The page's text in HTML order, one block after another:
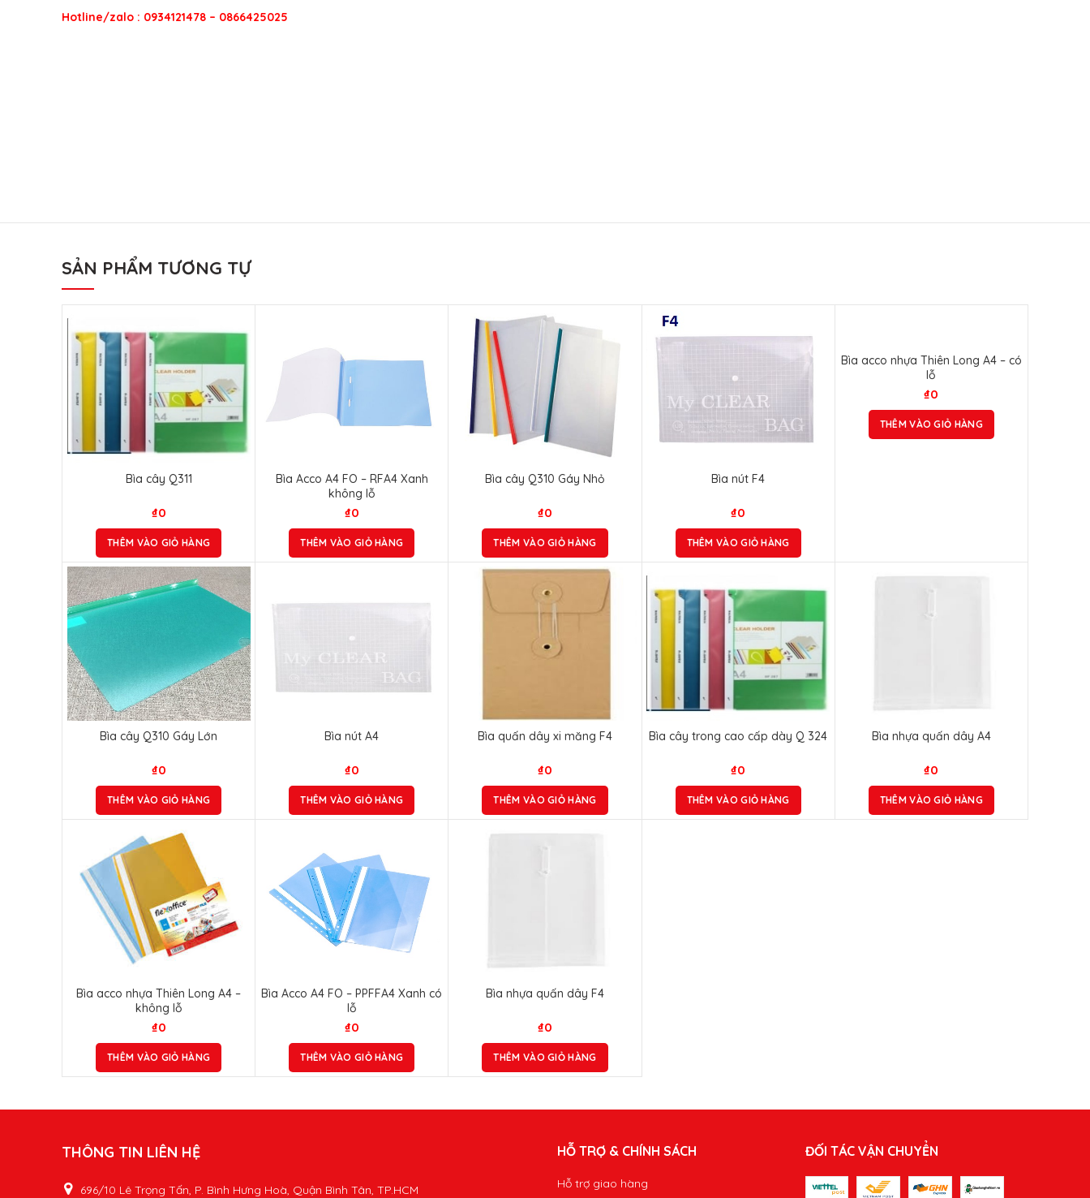
Hotline/zalo : 0934121478 – 0866425025
SẢN PHẨM TƯƠNG TỰ
Bìa cây Q311
₫0
THÊM VÀO GIỎ HÀNG
Bìa Acco A4 FO – RFA4 Xanh
không lỗ
₫0
THÊM VÀO GIỎ HÀNG
Bìa cây Q310 Gáy Nhỏ
₫0
THÊM VÀO GIỎ HÀNG
Bìa nút F4
₫0
THÊM VÀO GIỎ HÀNG
Bìa acco nhựa Thiên Long A4 – có
lỗ
₫0
THÊM VÀO GIỎ HÀNG
Bìa cây Q310 Gáy Lớn
₫0
THÊM VÀO GIỎ HÀNG
Bìa nút A4
₫0
THÊM VÀO GIỎ HÀNG
Bìa quấn dây xi măng F4
₫0
THÊM VÀO GIỎ HÀNG
Bìa cây trong cao cấp dày Q 324
₫0
THÊM VÀO GIỎ HÀNG
Bìa nhựa quấn dây A4
₫0
THÊM VÀO GIỎ HÀNG
Bìa acco nhựa Thiên Long A4 –
không lỗ
₫0
THÊM VÀO GIỎ HÀNG
Bìa Acco A4 FO – PPFFA4 Xanh có
lỗ
₫0
THÊM VÀO GIỎ HÀNG
Bìa nhựa quấn dây F4
₫0
THÊM VÀO GIỎ HÀNG
THÔNG TIN LIÊN HỆ
696/10 Lê Trọng Tấn, P. Bình Hưng Hoà, Quận Bình Tân, TP.HCM
HỖ TRỢ & CHÍNH SÁCH
Hỗ trợ giao hàng
ĐỐI TÁC VẬN CHUYỂN